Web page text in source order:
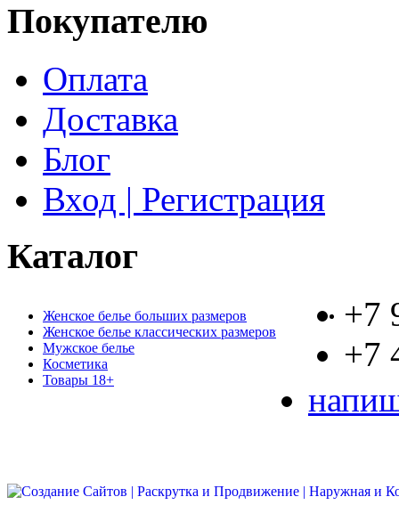
Покупателю
Оплата
Доставка
Блог
Вход | Регистрация
Каталог
Женское белье больших размеров
Женское белье классических размеров
Мужское белье
Косметика
Товары 18+
+7
+7